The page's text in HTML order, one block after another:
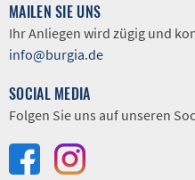
MAILEN SIE UNS
Ihr Anliegen wird zügig und
info@burgia.de
SOCIAL MEDIA
Folgen Sie uns auf unseren